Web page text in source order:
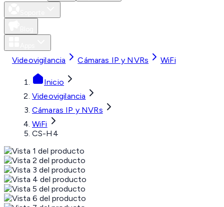
Videovigilancia Cámaras IP y NVRs WiFi
Inicio
Videovigilancia
Cámaras IP y NVRs
WiFi
CS-H4